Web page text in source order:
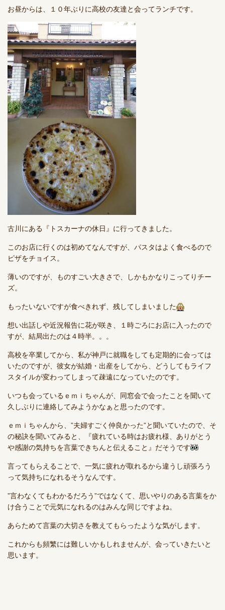
お昼からは、１０年ぶりに高校の友達と会ってランチです。
古川にある『トスカーナの休日』に行ってきました。
このお店に行くのは初めてなんですが、パスタはよく食べるので
ピザをチョイス。
薄いのですが、ものすごい大きさで、しかもかなりこってりチー
ズ。
もったいないですが食べきれず、残してしまいました
想い出話しや近況報告に花が咲き、１時ごろにお店に入ったので
すが、結局出たのは４時半。。。
高校を卒業してから、私が神戸に就職をしても定期的に会っては
いたのですが、彼女が結婚・出産をしてから、どうしてもライフ
スタイルが変わってしまって疎遠になっていたのです。
いつも会っているｅｍｉちゃんが、同窓会で会ったことを聞いて
久しぶりに連絡してみようかなぁと思ったのです。
ｅｍｉちゃんから、”夫婦すごく仲良かった”と聞いていたので、そ
の秘訣を聞いてみると、『疲れている時はお疲れ様、ありがとう
や感謝の気持ちを言葉できちんと伝えること』だそうです
言ってもらえることで、一気に疲れが取れるから違うし頑張ろう
って気持ちになれるそうなんです。
”言わなくてもわかるだろう”ではなくて、思いやりのある言葉をか
け合うことで元気になれるのはみんな同じですよね。
あらためて言葉の大切さを教えてもらったような気がします。
これからも頻繁には難しいかもしれませんが、会っていきたいと
思います。